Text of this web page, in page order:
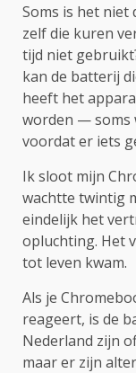
Soms is het
zelf die kuren
tijd niet
kan de batterij
heeft het
worden — soms
voordat er iets
Ik sloot mijn
wachtte twintig
eindelijk het
opluchting. Het
tot leven kwam.
Als je
reageert, is de
Nederland zijn
maar er zijn